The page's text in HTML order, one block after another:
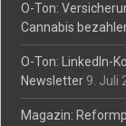
O-Ton:
Cannabis
O-Ton: LinkedIn-
Newsletter 9. Juli
Magazin: